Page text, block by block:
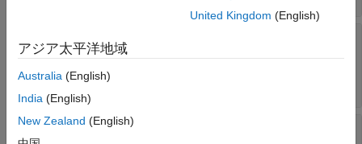
ワークスペースで設計データを使用できるかど
うかをクエリ
読み取り専用:
HasUnsavedChanges
United Kingdom (English)
アジア太平洋地域
Australia (English)
India (English)
New Zealand (English)